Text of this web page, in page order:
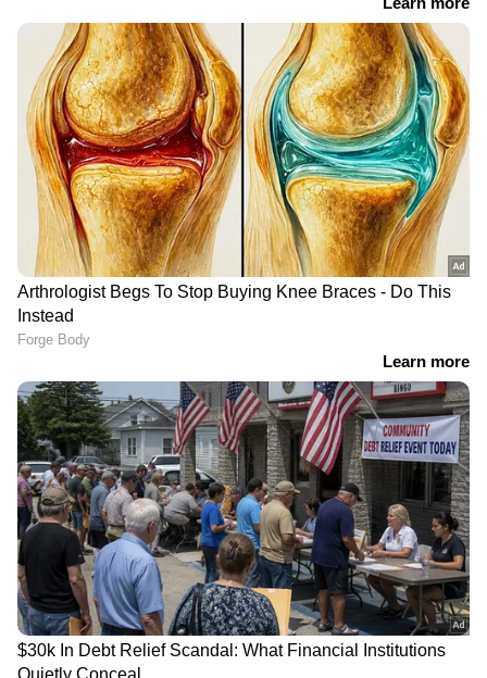
വിദ്യാഭ്യാസവകുപ്പിലെ
താത്കാലിക
ജീവനക്കാർക്ക് പൊലീസ്
ക്ലിയറൻസ് നിർബന്ധം
ആർ. സു​ഗതന് നൽകിയ
എസ്കോർട്ട് പരോൾ
റദ്ദാക്കി ഉത്തരവിറക്കി
ആഭ്യന്തരവകുപ്പ്
LATEST VIDEOS
ചെന്നിത്തലയിൽ വെള്ളക്കെട്ട്; മഴ
മാറി നിൽക്കുന്നത് താത്കാലിക
ആശ്വാസം
കനത്ത മഴ തുടരുമെന്ന് മുന്നറിയിപ്പ്